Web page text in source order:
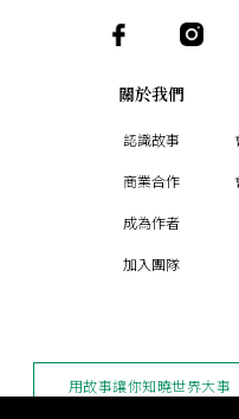
關於我們
認識故事
商業合作
成為作者
加入團隊
用故事讓你知曉世界大事